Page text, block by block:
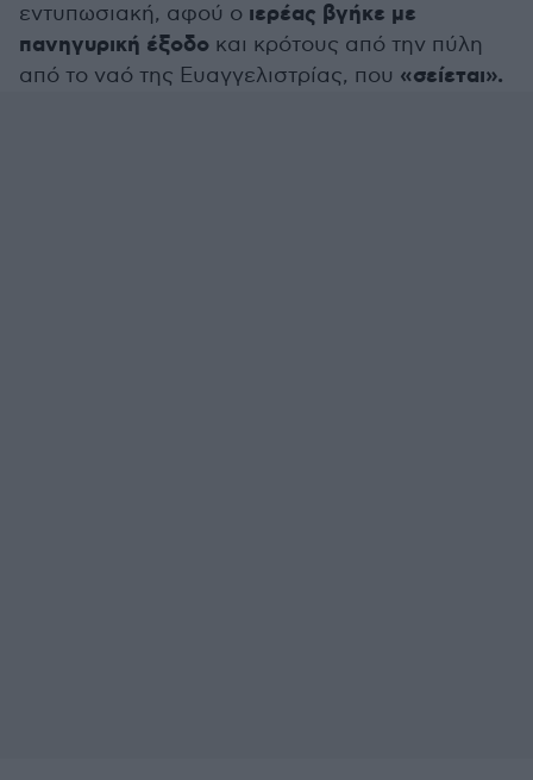
εντυπωσιακή, αφού ο ιερέας βγήκε με
πανηγυρική έξοδο και κρότους από την πύλη
από το ναό της Ευαγγελιστρίας, που «σείεται».